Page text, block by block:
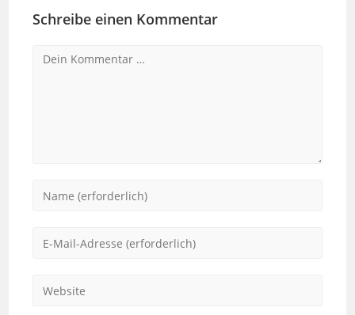
Schreibe einen Kommentar
Kommentar
Gib
oder
zum
Gib
Mail-
Gib